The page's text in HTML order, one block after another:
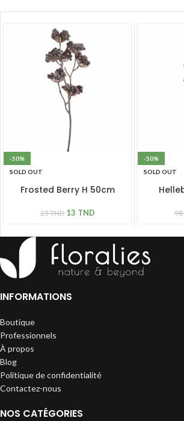
-50%
SOLD OUT
Frosted Berry H 50cm
25TND 13 TND
-50%
SOLD OUT
98
INFORMATIONS
Boutique
Professionnels
À propos
Blog
Politique de confidentialité
Contactez-nous
NOS CATÉGORIES